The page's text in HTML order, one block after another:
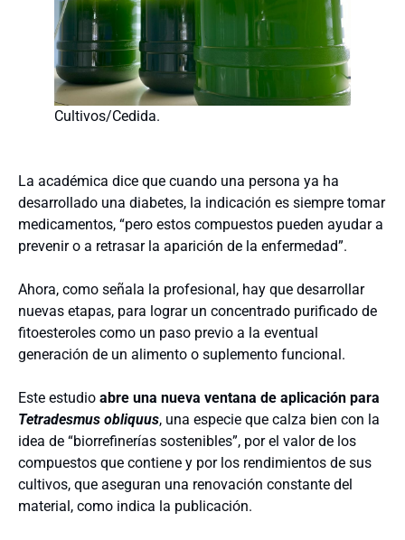
Cultivos/Cedida.
La académica dice que cuando una persona ya ha
desarrollado una diabetes, la indicación es siempre tomar
medicamentos, “pero estos compuestos pueden ayudar a
prevenir o a retrasar la aparición de la enfermedad”.
Ahora, como señala la profesional, hay que desarrollar
nuevas etapas, para lograr un concentrado purificado de
fitoesteroles como un paso previo a la eventual
generación de un alimento o suplemento funcional.
Este estudio abre una nueva ventana de aplicación para
Tetradesmus obliquus, una especie que calza bien con la
idea de “biorrefinerías sostenibles”, por el valor de los
compuestos que contiene y por los rendimientos de sus
cultivos, que aseguran una renovación constante del
material, como indica la publicación.